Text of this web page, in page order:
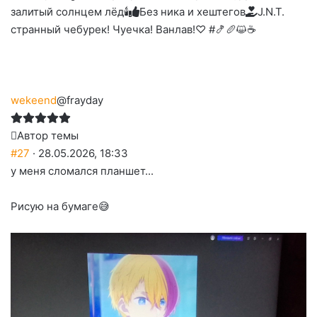
залитый солнцем лёд🕯
Без ника и хештегов
J.N.T.
странный чебурек! Чуечка! Ванлав!♡ #🍤🥖😺☕
wekeend@frayday
Автор темы
#27 · 28.05.2026, 18:33
у меня сломался планшет...
Рисую на бумаге😅